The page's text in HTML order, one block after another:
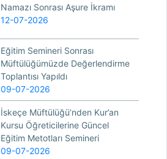
Namazı Sonrası Aşure İkramı
12-07-2026
Eğitim Semineri Sonrası
Müftülüğümüzde Değerlendirme
Toplantısı Yapıldı
09-07-2026
İskeçe Müftülüğü’nden Kur’an
Kursu Öğreticilerine Güncel
Eğitim Metotları Semineri
09-07-2026